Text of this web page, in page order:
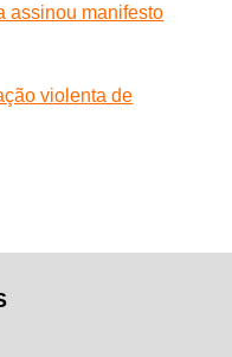
assinou manifesto
violenta de